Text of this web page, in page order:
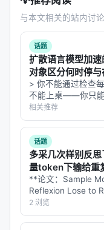
与本文相关的站内讨论
话题
扩散语言模型加
对象区分何时停
> 你不能通过检查
不能上桌——你只能
挂出一篇让我读完
队的《Where and
相关推荐
话题
多采几次样别反
量token下输给重
**论文：Sample
Reflexion Lose to
Cost, from 1.5B to
2 浏览